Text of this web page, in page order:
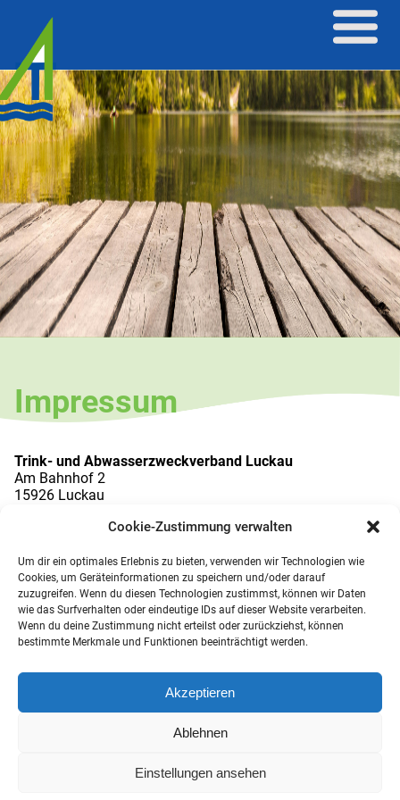
Cookie-Zustimmung verwalten
Um dir ein optimales Erlebnis zu bieten, verwenden wir Technologien wie
Cookies, um Geräteinformationen zu speichern und/oder darauf
zuzugreifen. Wenn du diesen Technologien zustimmst, können wir Daten
wie das Surfverhalten oder eindeutige IDs auf dieser Website verarbeiten.
Wenn du deine Zustimmung nicht erteilst oder zurückziehst, können
bestimmte Merkmale und Funktionen beeinträchtigt werden.
Akzeptieren
Ablehnen
Einstellungen ansehen
Impressum
Trink- und Abwasserzweckverband Luckau
Am Bahnhof 2
15926 Luckau
03544 5024-22
Internet: www.tazv-luckau.de
Verbandsvorsteher
Stefan Ladewig
Inhaltlich Verantwortlicher
Trotz sorgfältiger inhaltlicher Kontrolle
übernehmen wir keine Haftung für die Inhalte externer
Links. Für den Inhalt der verlinkten Seiten sind
ausschließlich deren Betreiber verantwortlich.